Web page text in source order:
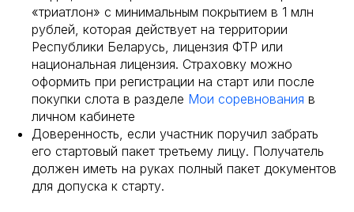
«триатлон» с минимальным покрытием в 1 млн
рублей, которая действует на территории
Республики Беларусь, лицензия ФТР или
национальная лицензия. Страховку можно
оформить при регистрации на старт или после
покупки слота в разделе Мои соревнования в
личном кабинете
Доверенность, если участник поручил забрать
его стартовый пакет третьему лицу. Получатель
должен иметь на руках полный пакет документов
для допуска к старту.